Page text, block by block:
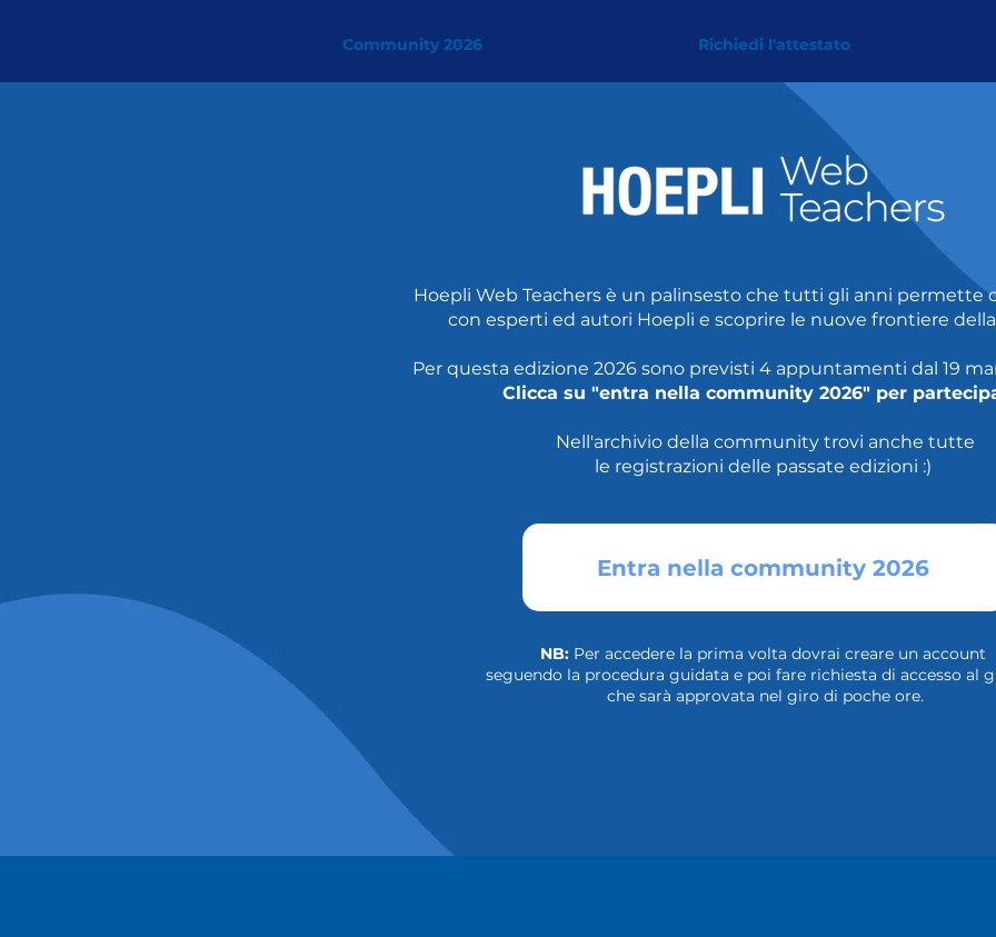
Community 2026 Richiedi l'attestato
Hoepli Web Teachers è un palinsesto che tutti gli anni permette
con esperti ed autori Hoepli e scoprire le nuove frontiere
Per questa edizione 2026 sono previsti 4 appuntamenti dal 19
Clicca su "entra nella community 2026" per
Nell'archivio della community trovi anche tutte
le registrazioni delle passate edizioni :)
Entra nella community 2026
NB: Per accedere la prima volta dovrai creare un account
seguendo la procedura guidata e poi fare richiesta di accesso al
che sarà approvata nel giro di poche ore.